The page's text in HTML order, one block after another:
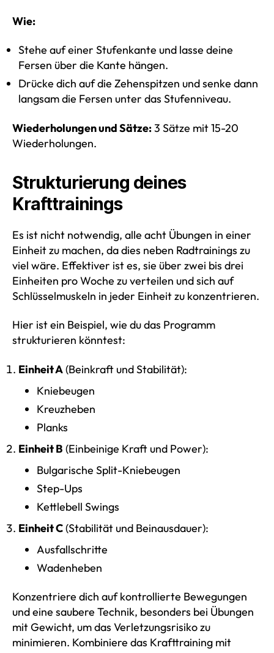
Wie:
Stehe auf einer Stufenkante und lasse deine
Fersen über die Kante hängen.
Drücke dich auf die Zehenspitzen und senke dann
langsam die Fersen unter das Stufenniveau.
Wiederholungen und Sätze:3 Sätze mit 15-20
Wiederholungen.
Strukturierung deines
Krafttrainings
Es ist nicht notwendig, alle acht Übungen in einer
Einheit zu machen, da dies neben Radtrainings zu
viel wäre. Effektiver ist es, sie über zwei bis drei
Einheiten pro Woche zu verteilen und sich auf
Schlüsselmuskeln in jeder Einheit zu konzentrieren.
Hier ist ein Beispiel, wie du das Programm
strukturieren könntest:
Einheit A(Beinkraft und Stabilität):
Kniebeugen
Kreuzheben
Planks
Einheit B (Einbeinige Kraft und Power):
Bulgarische Split-Kniebeugen
Step-Ups
Kettlebell Swings
Einheit C(Stabilität und Beinausdauer):
Ausfallschritte
Wadenheben
Konzentriere dich auf kontrollierte Bewegungen
und eine saubere Technik, besonders bei Übungen
mit Gewicht, um das Verletzungsrisiko zu
minimieren. Kombiniere das Krafttraining mit